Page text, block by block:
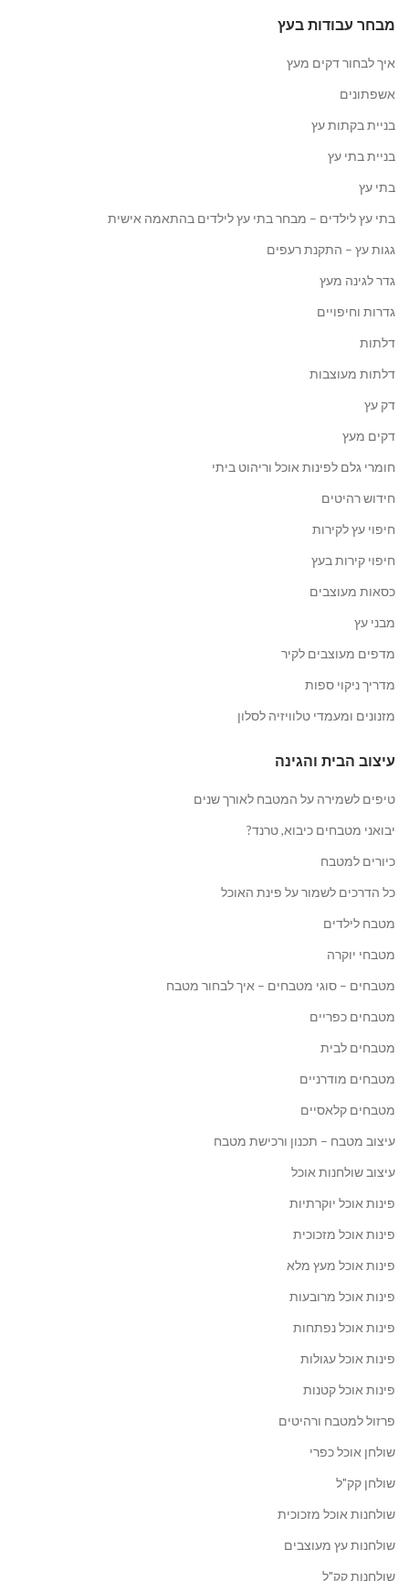
מבחר עבודות בעץ
איך לבחור דקים מעץ
אשפתונים
בניית בקתות עץ
בניית בתי עץ
בתי עץ
בתי עץ לילדים – מבחר בתי עץ לילדים בהתאמה אישית
גגות עץ – התקנת רעפים
גדר לגינה מעץ
גדרות וחיפויים
דלתות
דלתות מעוצבות
דק עץ
דקים מעץ
חומרי גלם לפינות אוכל וריהוט ביתי
חידוש רהיטים
חיפוי עץ לקירות
חיפוי קירות בעץ
כסאות מעוצבים
מבני עץ
מדפים מעוצבים לקיר
מדריך ניקוי ספות
מזנונים ומעמדי טלוויזיה לסלון
עיצוב הבית והגינה
טיפים לשמירה על המטבח לאורך שנים
יבואני מטבחים כיבוא, טרנד?
כיורים למטבח
כל הדרכים לשמור על פינת האוכל
מטבח לילדים
מטבחי יוקרה
מטבחים – סוגי מטבחים – איך לבחור מטבח
מטבחים כפריים
מטבחים לבית
מטבחים מודרניים
מטבחים קלאסיים
עיצוב מטבח – תכנון ורכישת מטבח
עיצוב שולחנות אוכל
פינות אוכל יוקרתיות
פינות אוכל מזכוכית
פינות אוכל מעץ מלא
פינות אוכל מרובעות
פינות אוכל נפתחות
פינות אוכל עגולות
פינות אוכל קטנות
פרזול למטבח ורהיטים
שולחן אוכל כפרי
שולחן קק"ל
שולחנות אוכל מזכוכית
שולחנות עץ מעוצבים
שולחנות קק"ל